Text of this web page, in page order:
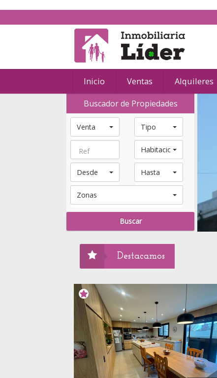
Inicio Ventas Alquileres
Buscador de Propiedades
Venta Tipo
Habitaciones
Desde Hasta
Zonas
Destacamos